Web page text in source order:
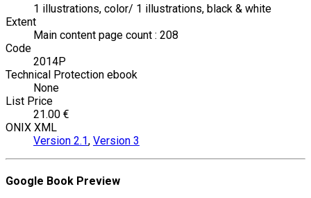
1 illustrations, color/ 1 illustrations, black & white
Extent
Main content page count : 208
Code
2014P
Technical Protection ebook
None
List Price
21.00 €
ONIX XML
Version 2.1, Version 3
Google Book Preview